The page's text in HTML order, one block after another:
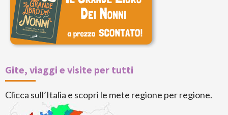
Gite, viaggi e visite per tutti
Clicca sull’Italia e scopri le mete regione per regione.